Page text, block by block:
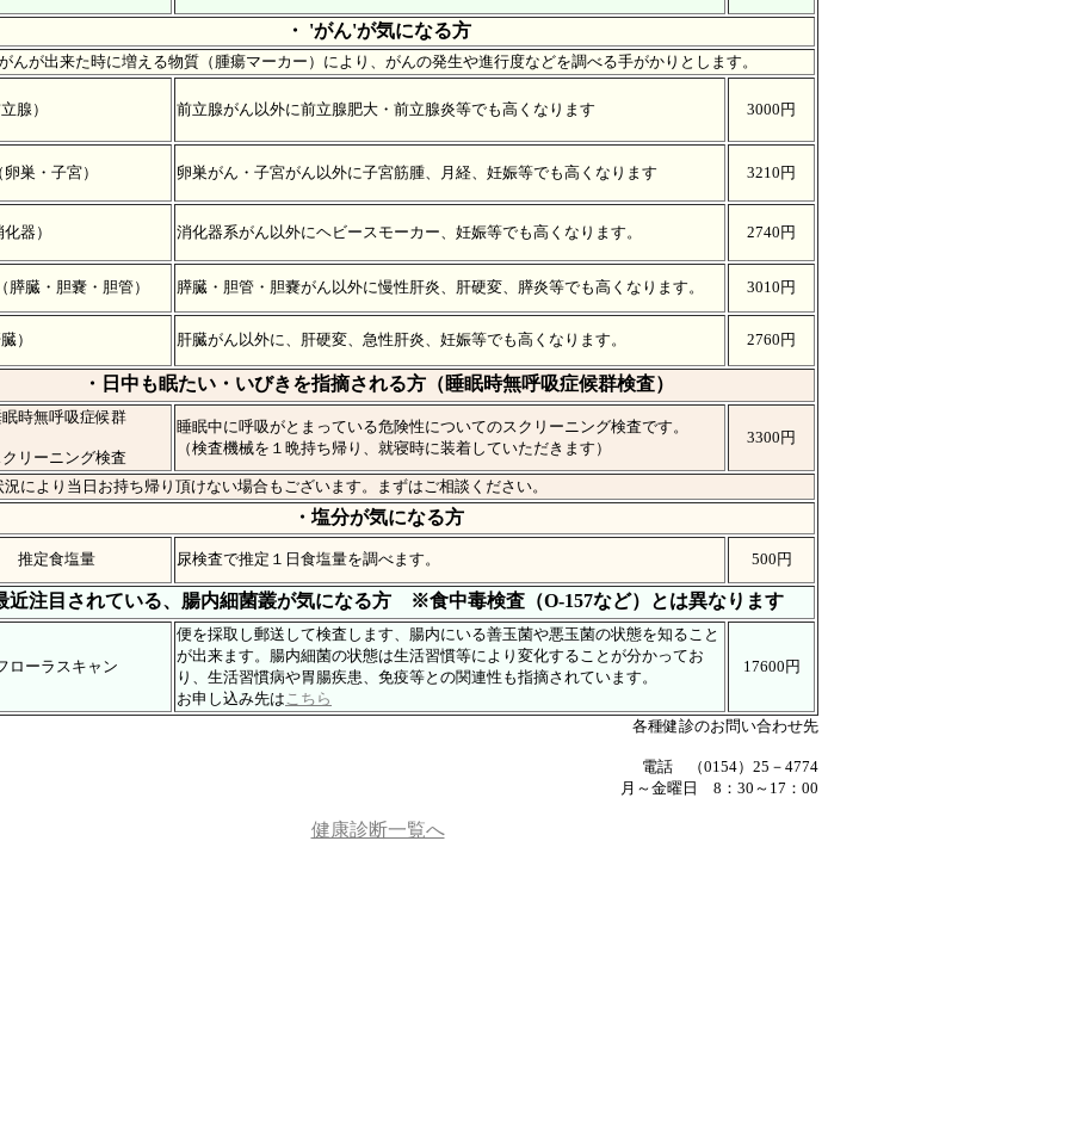
・ 'がん'が気になる方
んが出来た時に増える物質（腫瘍マーカー）により、がんの発生や進行度などを調べる手がかりとします。
腺） 前立腺がん以外に前立腺肥大・前立腺炎等でも高くなります 3000円
巣・子宮） 卵巣がん・子宮がん以外に子宮筋腫、月経、妊娠等でも高くなります 3210円
器） 消化器系がん以外にヘビースモーカー、妊娠等でも高くなります。 2740円
膵臓・胆嚢・胆管） 膵臓・胆管・胆嚢がん以外に慢性肝炎、肝硬変、膵炎等でも高くなります。 3010円
） 肝臓がん以外に、肝硬変、急性肝炎、妊娠等でも高くなります。 2760円
・日中も眠たい・いびきを指摘される方（睡眠時無呼吸症候群検査）
時無呼吸症候群
リーニング検査
睡眠中に呼吸がとまっている危険性についてのスクリーニング検査です。
（検査機械を１晩持ち帰り、就寝時に装着していただきます）
3300円
により当日お持ち帰り頂けない場合もございます。まずはご相談ください。
・塩分が気になる方
推定食塩量 尿検査で推定１日食塩量を調べます。 500円
近注目されている、腸内細菌叢が気になる方 ※食中毒検査（O-157など）とは異なります
ローラスキャン
便を採取し郵送して検査します、腸内にいる善玉菌や悪玉菌の状態を知ること
が出来ます。腸内細菌の状態は生活習慣等により変化することが分かってお
り、生活習慣病や胃腸疾患、免疫等との関連性も指摘されています。
お申し込み先はこちら
17600円
各種健診のお問い合わせ先
電話 （0154）25－4774
月～金曜日 8：30～17：00
健康診断一覧へ